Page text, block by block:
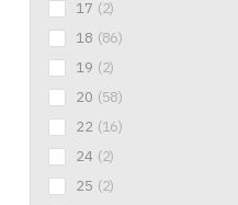
17 (2)
18 (86)
19 (2)
20 (58)
22 (16)
24 (2)
25 (2)